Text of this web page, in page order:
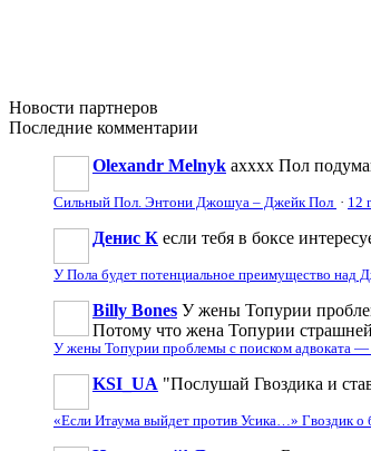
Новости партнеров
Последние комментарии
Olexandr Melnyk ахххх Пол
Сильный Пол. Энтони Джошуа – Джейк Пол · 12
Денис К если тебя в боксе
У Пола будет потенциальное преимущество над
Billy Bones У жены Топурии
Потому что жена Топурии
У жены Топурии проблемы с поиском адвоката
KSI_UA "Послушай Гвоздика и
«Если Итаума выйдет против Усика…» Гвоздик